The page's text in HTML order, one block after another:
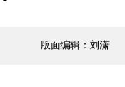
版面编辑：刘潇